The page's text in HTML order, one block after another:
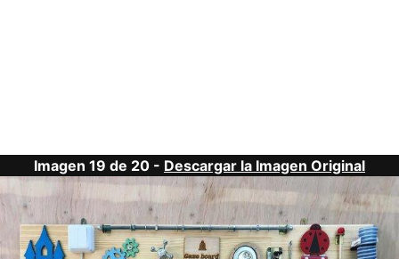
Imagen 19 de 20 - Descargar la Imagen Original